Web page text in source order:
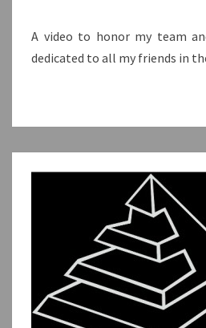
A video to honor my team
dedicated to all my friends in